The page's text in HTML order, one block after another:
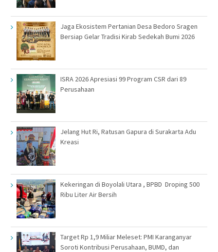
Jaga Ekosistem Pertanian Desa Bedoro Sragen
Bersiap Gelar Tradisi Kirab Sedekah Bumi 2026
ISRA 2026 Apresiasi 99 Program CSR dari 89
Perusahaan
Jelang Hut Ri, Ratusan Gapura di Surakarta Adu
Kreasi
Kekeringan di Boyolali Utara , BPBD Droping 500
Ribu Liter Air Bersih
Target Rp 1,9 Miliar Meleset: PMI Karanganyar
Soroti Kontribusi Perusahaan, BUMD, dan